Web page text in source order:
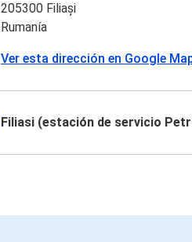
205300 Filiași
Rumanía
Ver esta dirección en Google
Filiasi (estación de servicio